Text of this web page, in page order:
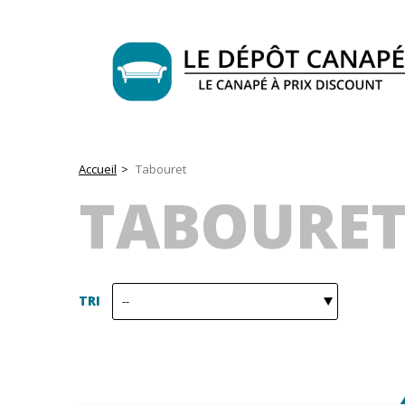
Accueil > Tabouret
TRI